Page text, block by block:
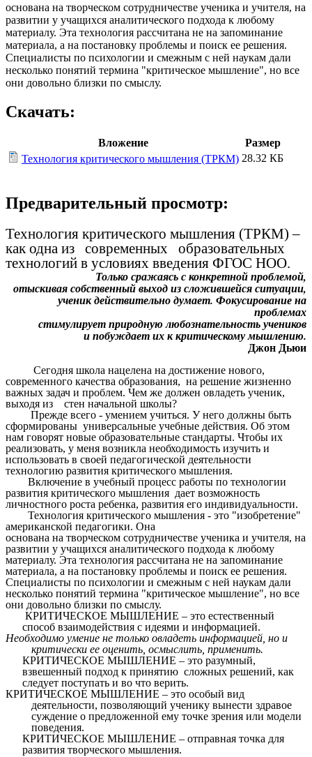
основана на творческом сотрудничестве ученика и учителя, на
развитии у учащихся аналитического подхода к любому
материалу. Эта технология рассчитана не на запоминание
материала, а на постановку проблемы и поиск ее решения.
Специалисты по психологии и смежным с ней наукам дали
несколько понятий термина "критическое мышление", но все
они довольно близки по смыслу.
Скачать:
Вложение
Размер
Технология критического мышления (ТРКМ) 28.32 КБ
Предварительный просмотр:
Технология критического мышления (ТРКМ) –
как одна из современных образовательных
технологий в условиях введения ФГОС НОО.
Только сражаясь с конкретной проблемой,
отыскивая собственный выход из сложившейся ситуации,
ученик действительно думает. Фокусирование на
проблемах
стимулирует природную любознательность учеников
и побуждает их к критическому мышлению.
Джон Дьюи
Сегодня школа нацелена на достижение нового,
современного качества образования, на решение жизненно
важных задач и проблем. Чем же должен овладеть ученик,
выходя из стен начальной школы?
Прежде всего - умением учиться. У него должны быть
сформированы универсальные учебные действия. Об этом
нам говорят новые образовательные стандарты. Чтобы их
реализовать, у меня возникла необходимость изучить и
использовать в своей педагогической деятельности
технологию развития критического мышления.
Включение в учебный процесс работы по технологии
развития критического мышления дает возможность
личностного роста ребенка, развития его индивидуальности.
Технология критического мышления - это "изобретение"
американской педагогики. Она
основана на творческом сотрудничестве ученика и учителя, на
развитии у учащихся аналитического подхода к любому
материалу. Эта технология рассчитана не на запоминание
материала, а на постановку проблемы и поиск ее решения.
Специалисты по психологии и смежным с ней наукам дали
несколько понятий термина "критическое мышление", но все
они довольно близки по смыслу.
КРИТИЧЕСКОЕ МЫШЛЕНИЕ – это естественный
способ взаимодействия с идеями и информацией.
Необходимо умение не только овладеть информацией, но и
критически ее оценить, осмыслить, применить.
КРИТИЧЕСКОЕ МЫШЛЕНИЕ – это разумный,
взвешенный подход к принятию сложных решений, как
следует поступать и во что верить.
КРИТИЧЕСКОЕ МЫШЛЕНИЕ – это особый вид
деятельности, позволяющий ученику вынести здравое
суждение о предложенной ему точке зрения или модели
поведения.
КРИТИЧЕСКОЕ МЫШЛЕНИЕ – отправная точка для
развития творческого мышления.